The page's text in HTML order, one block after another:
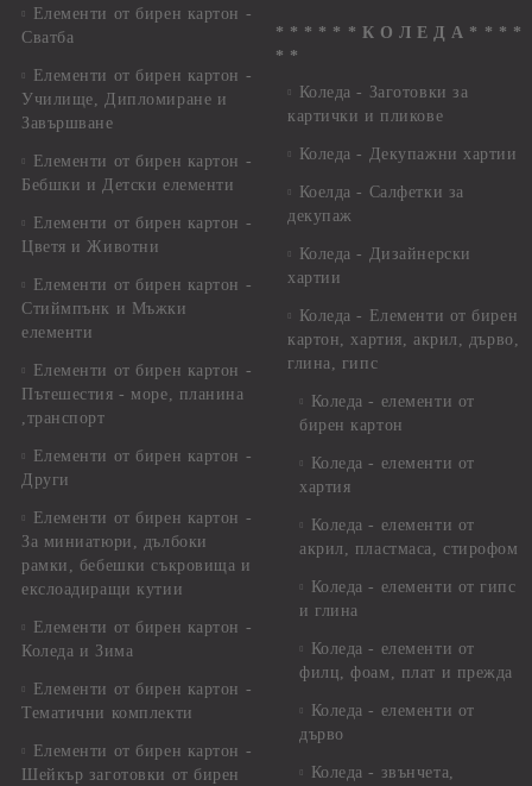
Елементи от бирен картон -
Сватба
Елементи от бирен картон -
Училище, Дипломиране и
Завършване
Елементи от бирен картон -
Бебшки и Детски елементи
Елементи от бирен картон -
Цветя и Животни
Елементи от бирен картон -
Стиймпънк и Мъжки
елементи
Елементи от бирен картон -
Пътешестия - море, планина
,транспорт
Елементи от бирен картон -
Други
Елементи от бирен картон -
За миниатюри, дълбоки
рамки, бебешки съкровища и
екслоадиращи кутии
Елементи от бирен картон -
Коледа и Зима
Елементи от бирен картон -
Тематични комплекти
Елементи от бирен картон -
Шейкър заготовки от бирен
* * * * * * К О Л Е Д А * * * *
* *
Коледа - Заготовки за
картички и пликове
Коледа - Декупажни хартии
Коелда - Салфетки за
декупаж
Коледа - Дизайнерски
хартии
Коледа - Eлементи от бирен
картон, хартия, акрил, дърво,
глина, гипс
Коледа - елементи от
бирен картон
Коледа - елементи от
хартия
Коледа - елементи от
акрил, пластмаса, стирофом
Коледа - елементи от гипс
и глина
Коледа - елементи от
филц, фоам, плат и прежда
Коледа - елементи от
дърво
Коледа - звънчета,